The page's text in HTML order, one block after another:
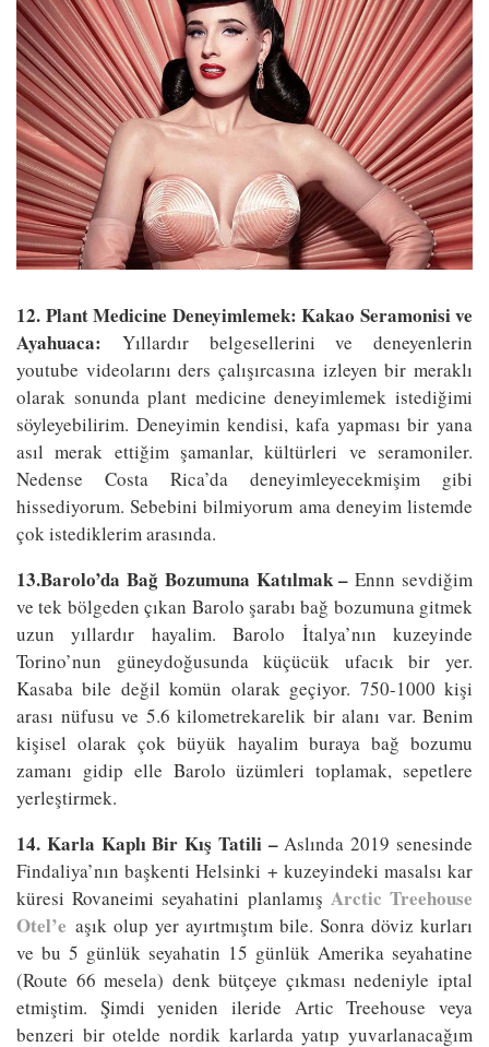
12. Plant Medicine Deneyimlemek: Kakao Seramonisi ve
Ayahuaca: Yıllardır belgesellerini ve deneyenlerin
youtube videolarını ders çalışırcasına izleyen bir meraklı
olarak sonunda plant medicine deneyimlemek istediğimi
söyleyebilirim. Deneyimin kendisi, kafa yapması bir yana
asıl merak ettiğim şamanlar, kültürleri ve seramoniler.
Nedense Costa Rica’da deneyimleyecekmişim gibi
hissediyorum. Sebebini bilmiyorum ama deneyim listemde
çok istediklerim arasında.
13.Barolo’da Bağ Bozumuna Katılmak – Ennn sevdiğim
ve tek bölgeden çıkan Barolo şarabı bağ bozumuna gitmek
uzun yıllardır hayalim. Barolo İtalya’nın kuzeyinde
Torino’nun güneydoğusunda küçücük ufacık bir yer.
Kasaba bile değil komün olarak geçiyor. 750-1000 kişi
arası nüfusu ve 5.6 kilometrekarelik bir alanı var. Benim
kişisel olarak çok büyük hayalim buraya bağ bozumu
zamanı gidip elle Barolo üzümleri toplamak, sepetlere
yerleştirmek.
14. Karla Kaplı Bir Kış Tatili –Aslında 2019 senesinde
Findaliya’nın başkenti Helsinki + kuzeyindeki masalsı kar
küresi Rovaneimi seyahatini planlamış Arctic Treehouse
Otel’e aşık olup yer ayırtmıştım bile. Sonra döviz kurları
ve bu 5 günlük seyahatin 15 günlük Amerika seyahatine
(Route 66 mesela) denk bütçeye çıkması nedeniyle iptal
etmiştim. Şimdi yeniden ileride Artic Treehouse veya
benzeri bir otelde nordik karlarda yatıp yuvarlanacağım